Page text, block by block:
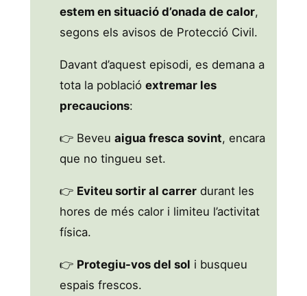
estem en situació d’onada de calor,
segons els avisos de Protecció Civil.
Davant d’aquest episodi, es demana a
tota la poblacióextremar les
precaucions:
👉 Beveuaigua fresca sovint, encara
que no tingueu set.
👉 Eviteu sortir al carrer durant les
hores de més calor i limiteu l’activitat
física.
👉 Protegiu-vos del sol i busqueu
espais frescos.